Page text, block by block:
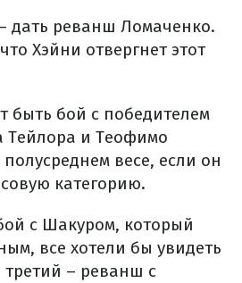
дать реванш Ломаченко.
Хэйни отвергнет этот
быть бой с победителем
и Теофимо
весе, если он
категорию.
с Шакуром, который
все хотели бы увидеть
третий – реванш с